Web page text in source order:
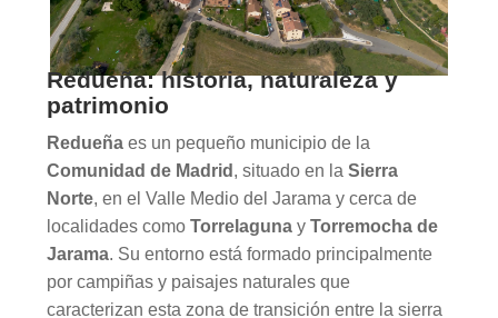
Redueña: historia, naturaleza y
patrimonio
Redueñaes un pequeño municipio de la
Comunidad de Madrid , situado en la Sierra
Norte, en el Valle Medio del Jarama y cerca de
localidades como Torrelagunay Torremocha de
Jarama. Su entorno está formado principalmente
por campiñas y paisajes naturales que
caracterizan esta zona de transición entre la sierra